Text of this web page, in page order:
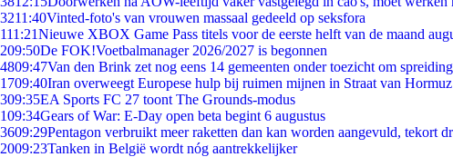
3211:40Vinted-foto's van vrouwen massaal gedeeld op seksfora
111:21Nieuwe XBOX Game Pass titels voor de eerste helft van de maand
209:50De FOK!Voetbalmanager 2026/2027 is begonnen
4809:47Van den Brink zet nog eens 14 gemeenten onder toezicht om
1709:40Iran overweegt Europese hulp bij ruimen mijnen in Straat van Hormuz
309:35EA Sports FC 27 toont The Grounds-modus
109:34Gears of War: E-Day open beta begint 6 augustus
3609:29Pentagon verbruikt meer raketten dan kan worden aangevuld, tekort
2009:23Tanken in België wordt nóg aantrekkelijker